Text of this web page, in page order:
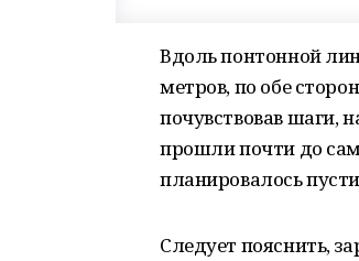
Вдоль понтонной
метров, по обе
почувствовав шаги,
прошли почти до
планировалось
Следует пояснить,